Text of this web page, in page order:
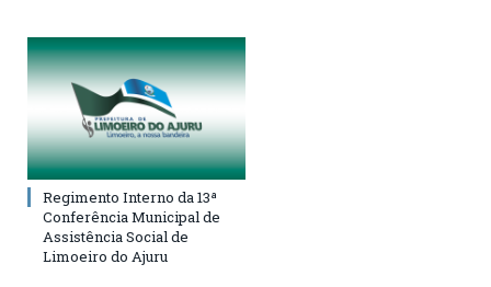
Regimento Interno da 13ª
Conferência Municipal de
Assistência Social de
Limoeiro do Ajuru